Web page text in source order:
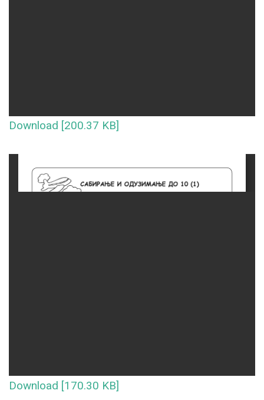
Download [200.37 KB]
Download [170.30 KB]